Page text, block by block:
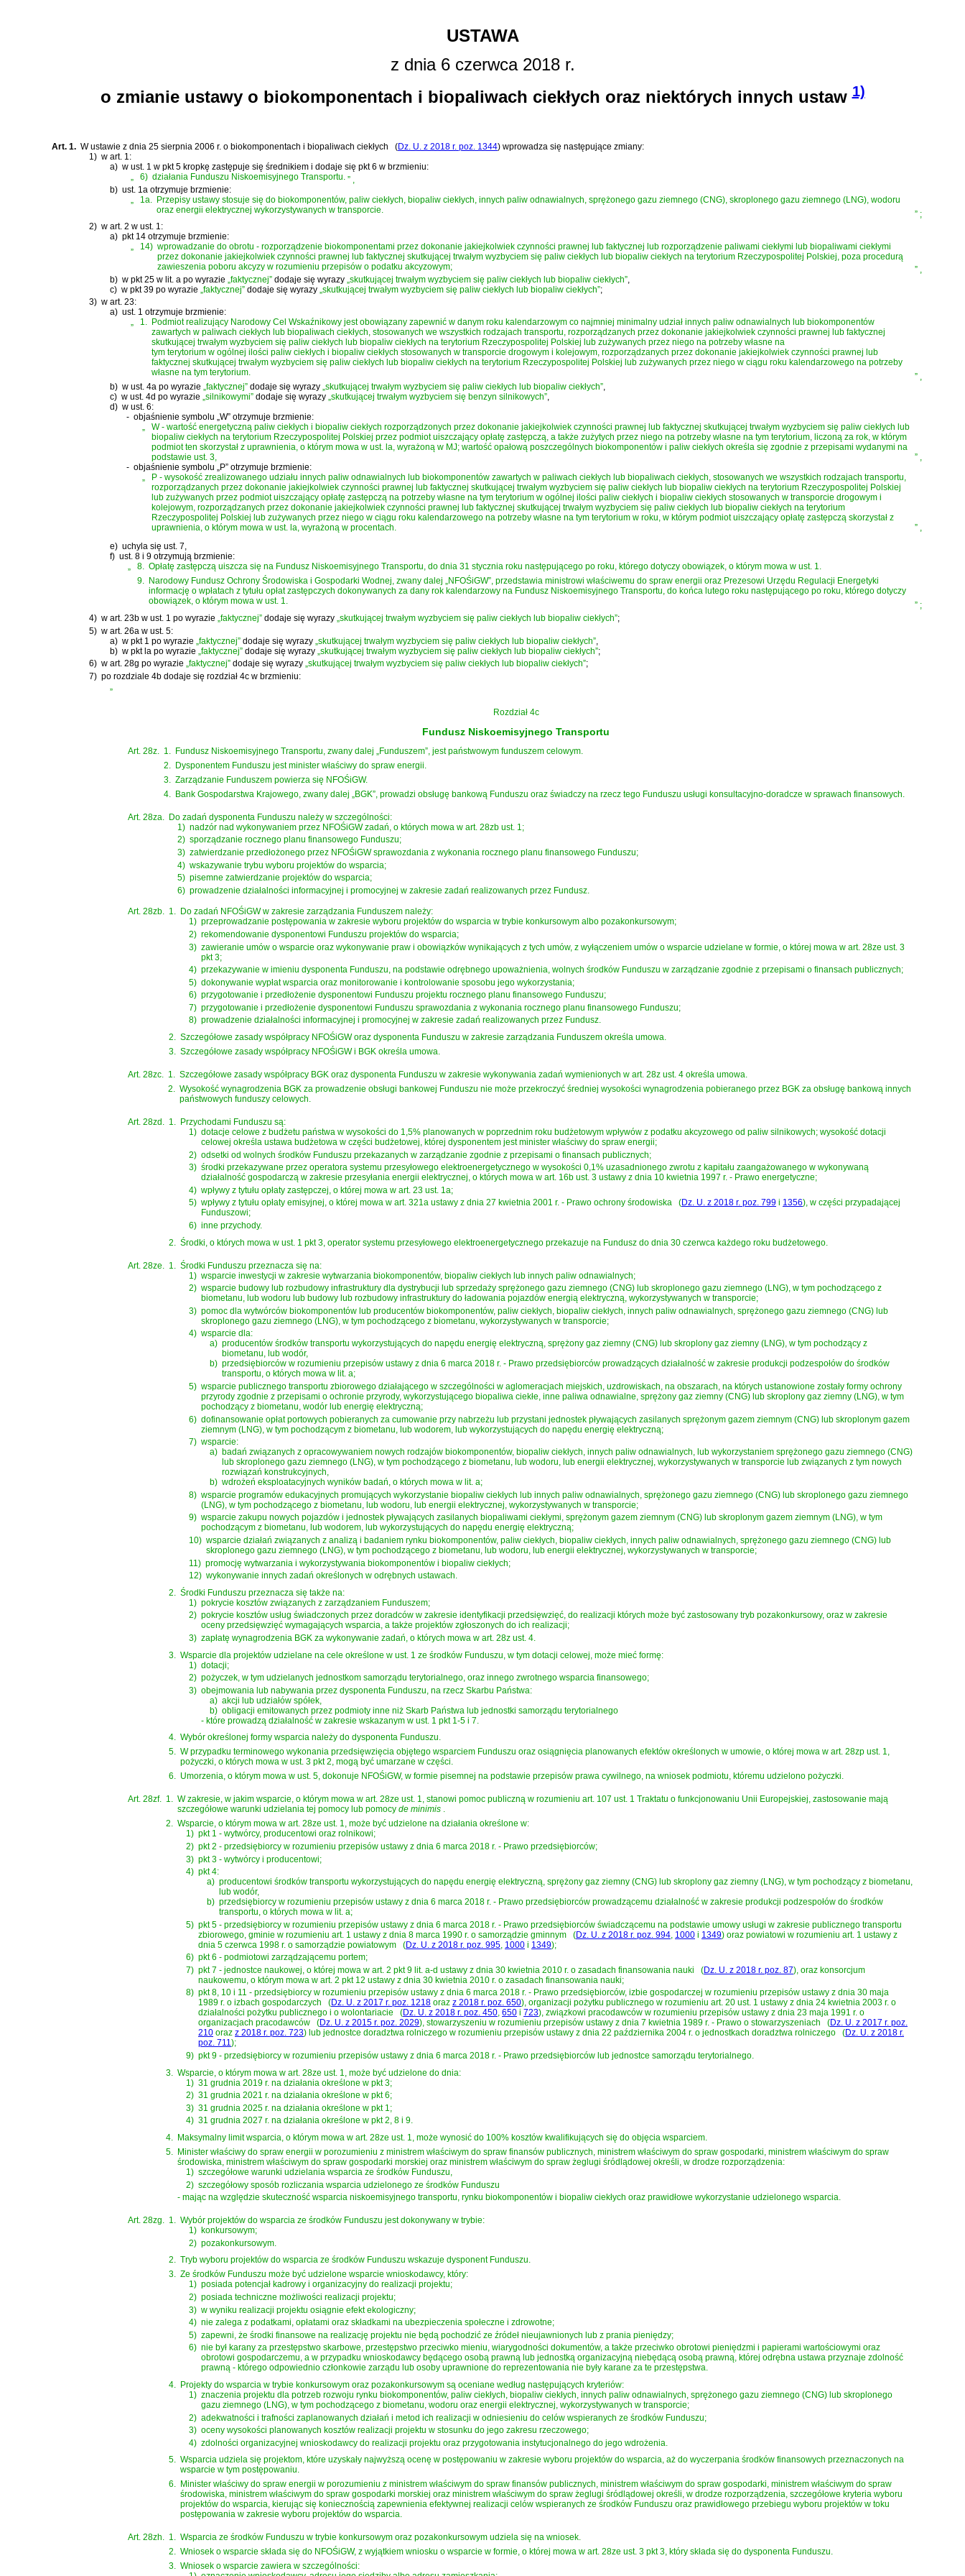
USTAWA
z dnia 6 czerwca 2018 r.
o zmianie ustawy o biokomponentach i biopaliwach ciekłych oraz niektórych innych ustaw1)
Art. 1. Wustawie z dnia 25 sierpnia 2006 r. o biokomponentach i biopaliwach ciekłych (Dz. U. z 2018 r. poz. 1344) wprowadza się następujące zmiany:
1) w art. 1:
a) w ust. 1 w pkt 5 kropkę zastępuje się średnikiem i dodaje się pkt 6 w brzmieniu:
„
6) działania Funduszu Niskoemisyjnego Transportu. ”
b) ust. 1a otrzymuje brzmienie:
1a.
Przepisy ustawy stosuje się do biokomponentów, paliw ciekłych, biopaliw ciekłych, innych paliw odnawialnych, sprężonego gazu ziemnego (CNG), skroplonego gazu ziemnego (LNG), wodoru
oraz energii elektrycznej wykorzystywanych w transporcie.
” ;
2) w art. 2 w ust. 1:
a) pkt 14 otrzymuje brzmienie:
„
14) wprowadzanie do obrotu - rozporządzenie biokomponentami przez dokonanie jakiejkolwiek czynności prawnej lub faktycznej lub rozporządzenie paliwami ciekłymi lub biopaliwami ciekłymi
przez dokonanie jakiejkolwiek czynności prawnej lub faktycznej skutkującej trwałym wyzbyciem się paliw ciekłych lub biopaliw ciekłych na terytorium Rzeczypospolitej Polskiej, poza procedurą
zawieszenia poboru akcyzy w rozumieniu przepisów o podatku akcyzowym;
”
b) w pkt 25 w lit. a po wyrazie „faktycznej” dodaje się wyrazy „skutkującej trwałym wyzbyciem się paliw ciekłych lub biopaliw ciekłych”
c) w pkt 39 po wyrazie „faktycznej” dodaje się wyrazy „skutkującej trwałym wyzbyciem się paliw ciekłych lub biopaliw ciekłych”;
3) w art. 23:
a) ust. 1 otrzymuje brzmienie:
„
1. Podmiot realizujący Narodowy Cel Wskaźnikowy jest obowiązany zapewnić w danym roku kalendarzowym co najmniej minimalny udział innych paliw odnawialnych lub biokomponentów
zawartych w paliwach ciekłych lub biopaliwach ciekłych, stosowanych we wszystkich rodzajach transportu, rozporządzanych przez dokonanie jakiejkolwiek czynności prawnej lub faktycznej
skutkującej trwałym wyzbyciem się paliw ciekłych lub biopaliw ciekłych na terytorium Rzeczypospolitej Polskiej lub zużywanych przez niego na potrzeby własne na
tym terytorium w ogólnej ilości paliw ciekłych i biopaliw ciekłych stosowanych w transporcie drogowym i kolejowym, rozporządzanych przez dokonanie jakiejkolwiek czynności prawnej lub
faktycznej skutkującej trwałym wyzbyciem się paliw ciekłych lub biopaliw ciekłych na terytorium Rzeczypospolitej Polskiej lub zużywanych przez niego w ciągu roku kalendarzowego na potrzeby
własne na tym terytorium.
” ,
b) w ust. 4a po wyrazie „faktycznej” dodaje się wyrazy „skutkującej trwałym wyzbyciem się paliw ciekłych lub biopaliw ciekłych”,
c) w ust. 4d po wyrazie „silnikowymi” dodaje się wyrazy „skutkującej trwałym wyzbyciem się benzyn silnikowych”,
d) w ust. 6:
- objaśnienie symbolu „W” otrzymuje brzmienie:
„
W - wartość energetyczną paliw ciekłych i biopaliw ciekłych rozporządzonych przez dokonanie jakiejkolwiek czynności prawnej lub faktycznej skutkującej trwałym wyzbyciem się paliw ciekłych lub
biopaliw ciekłych na terytorium Rzeczypospolitej Polskiej przez podmiot uiszczający opłatę zastępczą, a także zużytych przez niego na potrzeby własne na tym terytorium, liczoną za rok, w którym
podmiot ten skorzystał z uprawnienia, o którym mowa w ust. la, wyrażoną w MJ; wartość opałową poszczególnych biokomponentów i paliw ciekłych określa się zgodnie z przepisami wydanymi na
podstawie ust. 3,
” ,
- objaśnienie symbolu „P” otrzymuje brzmienie:
„
P - wysokość zrealizowanego udziału innych paliw odnawialnych lub biokomponentów zawartych w paliwach ciekłych lub biopaliwach ciekłych, stosowanych we wszystkich rodzajach transportu,
rozporządzanych przez dokonanie jakiejkolwiek czynności prawnej lub faktycznej skutkującej trwałym wyzbyciem się paliw ciekłych lub biopaliw ciekłych na terytorium Rzeczypospolitej Polskiej
lub zużywanych przez podmiot uiszczający opłatę zastępczą na potrzeby własne na tym terytorium w ogólnej ilości paliw ciekłych i biopaliw ciekłych stosowanych w transporcie drogowym i
kolejowym, rozporządzanych przez dokonanie jakiejkolwiek czynności prawnej lub faktycznej skutkującej trwałym wyzbyciem się paliw ciekłych lub biopaliw ciekłych na terytorium
Rzeczypospolitej Polskiej lub zużywanych przez niego w ciągu roku kalendarzowego na potrzeby własne na tym terytorium w roku, w którym podmiot uiszczający opłatę zastępczą skorzystał z
uprawnienia, o którym mowa w ust. la, wyrażoną w procentach.
” ,
e) uchyla się ust. 7,
f) ust. 8 i 9 otrzymują brzmienie:
„
8. Opłatę zastępczą uiszcza się na Fundusz Niskoemisyjnego Transportu, do dnia 31 stycznia roku następującego po roku, którego dotyczy obowiązek, o którym mowa w ust. 1.
9. Narodowy Fundusz Ochrony Środowiska i Gospodarki Wodnej, zwany dalej „NFOŚiGW”, przedstawia ministrowi właściwemu do spraw energii oraz Prezesowi Urzędu Regulacji Energetyki
informację o wpłatach z tytułu opłat zastępczych dokonywanych za dany rok kalendarzowy na Fundusz Niskoemisyjnego Transportu, do końca lutego roku następującego po roku, którego dotyczy
obowiązek, o którym mowa w ust. 1.
” ;
4) w art. 23b w ust. 1 po wyrazie „faktycznej” dodaje się wyrazy „skutkującej trwałym wyzbyciem się paliw ciekłych lub biopaliw ciekłych”;
5) w art. 26a w ust. 5:
a) w pkt 1 po wyrazie „faktycznej” dodaje się wyrazy „skutkującej trwałym wyzbyciem się paliw ciekłych lub biopaliw ciekłych”
b) w pkt la po wyrazie „faktycznej” dodaje się wyrazy „skutkującej trwałym wyzbyciem się paliw ciekłych lub biopaliw ciekłych”;
6) w art. 28g po wyrazie „faktycznej” dodaje się wyrazy „skutkującej trwałym wyzbyciem się paliw ciekłych lub biopaliw ciekłych”;
7) po rozdziale 4b dodaje się rozdział 4c w brzmieniu:
Rozdział 4c
Fundusz Niskoemisyjnego Transportu
Art. 28z. 1.
Fundusz Niskoemisyjnego Transportu, zwany dalej „Funduszem”, jest państwowym funduszem celowym.
2.
Dysponentem Funduszu jest minister właściwy do spraw energii.
3.
Zarządzanie Funduszem powierza się NFOŚiGW.
4.
Bank Gospodarstwa Krajowego, zwany dalej „BGK”, prowadzi obsługę bankową Funduszu oraz świadczy na rzecz tego Funduszu usługi konsultacyjno-doradcze w sprawach finansowych.
Art. 28za.
Do zadań dysponenta Funduszu należy w szczególności:
1) nadzór nad wykonywaniem przez NFOŚiGW zadań, o których mowa w art. 28zb ust. 1;
2) sporządzanie rocznego planu finansowego Funduszu;
3) zatwierdzanie przedłożonego przez NFOŚiGW sprawozdania z wykonania rocznego planu finansowego Funduszu;
4) wskazywanie trybu wyboru projektów do wsparcia;
5) pisemne zatwierdzanie projektów do wsparcia;
6) prowadzenie działalności informacyjnej i promocyjnej w zakresie zadań realizowanych przez Fundusz.
Art. 28zb. 1. Do zadań NFOŚiGW w zakresie zarządzania Funduszem należy:
1) przeprowadzanie postępowania w zakresie wyboru projektów do wsparcia w trybie konkursowym albo pozakonkursowym;
2) rekomendowanie dysponentowi Funduszu projektów do wsparcia;
3) zawieranie umów o wsparcie oraz wykonywanie praw i obowiązków wynikających z tych umów, z wyłączeniem umów o wsparcie udzielane w formie, o której mowa w art. 28ze ust. 3
pkt 3;
4) przekazywanie w imieniu dysponenta Funduszu, na podstawie odrębnego upoważnienia, wolnych środków Funduszu w zarządzanie zgodnie z przepisami o finansach publicznych;
5) dokonywanie wypłat wsparcia oraz monitorowanie i kontrolowanie sposobu jego wykorzystania;
6) przygotowanie i przedłożenie dysponentowi Funduszu projektu rocznego planu finansowego Funduszu;
7) przygotowanie i przedłożenie dysponentowi Funduszu sprawozdania z wykonania rocznego planu finansowego Funduszu;
8) prowadzenie działalności informacyjnej i promocyjnej w zakresie zadań realizowanych przez Fundusz.
2. Szczegółowe zasady współpracy NFOŚiGW oraz dysponenta Funduszu w zakresie zarządzania Funduszem określa umowa.
3. Szczegółowe zasady współpracy NFOŚiGW i BGK określa umowa.
Art. 28zc. 1. Szczegółowe zasady współpracy BGK oraz dysponenta Funduszu w zakresie wykonywania zadań wymienionych w art. 28z ust. 4 określa umowa.
2. Wysokość wynagrodzenia BGK za prowadzenie obsługi bankowej Funduszu nie może przekroczyć średniej wysokości wynagrodzenia pobieranego przez BGK za obsługę bankową innych
państwowych funduszy celowych.
Art. 28zd. 1. Przychodami Funduszu są:
1) dotacje celowe z budżetu państwa w wysokości do 1,5% planowanych w poprzednim roku budżetowym wpływów z podatku akcyzowego od paliw silnikowych; wysokość dotacji
celowej określa ustawa budżetowa w części budżetowej, której dysponentem jest minister właściwy do spraw energii;
2) odsetki od wolnych środków Funduszu przekazanych w zarządzanie zgodnie z przepisami o finansach publicznych;
3) środki przekazywane przez operatora systemu przesyłowego elektroenergetycznego w wysokości 0,1% uzasadnionego zwrotu z kapitału zaangażowanego w wykonywaną
działalność gospodarczą w zakresie przesyłania energii elektrycznej, o których mowa w art. 16b ust. 3 ustawy z dnia 10 kwietnia 1997 r. - Prawo energetyczne;
4) wpływy z tytułu opłaty zastępczej, o której mowa w art. 23 ust. 1a;
5) wpływy z tytułu opłaty emisyjnej, o której mowa w art. 321a ustawy z dnia 27 kwietnia 2001 r. - Prawo ochrony środowiska (Dz. U. z 2018 r. poz. 799 i 1356), w części przypadającej
Funduszowi;
6) inne przychody.
2.
Środki, o których mowa w ust. 1 pkt 3, operator systemu przesyłowego elektroenergetycznego przekazuje na Fundusz do dnia 30 czerwca każdego roku budżetowego.
Art. 28ze. 1.
Środki Funduszu przeznacza się na:
1) wsparcie inwestycji w zakresie wytwarzania biokomponentów, biopaliw ciekłych lub innych paliw odnawialnych;
2) wsparcie budowy lub rozbudowy infrastruktury dla dystrybucji lub sprzedaży sprężonego gazu ziemnego (CNG) lub skroplonego gazu ziemnego (LNG), w tym pochodzącego z
biometanu, lub wodoru lub budowy lub rozbudowy infrastruktury do ładowania pojazdów energią elektryczną, wykorzystywanych w transporcie;
3) pomoc dla wytwórców biokomponentów lub producentów biokomponentów, paliw ciekłych, biopaliw ciekłych, innych paliw odnawialnych, sprężonego gazu ziemnego (CNG) lub
skroplonego gazu ziemnego (LNG), w tym pochodzącego z biometanu, wykorzystywanych w transporcie;
4) wsparcie dla:
a) producentów środków transportu wykorzystujących do napędu energię elektryczną, sprężony gaz ziemny (CNG) lub skroplony gaz ziemny (LNG), w tym pochodzący z
biometanu, lub wodór,
b) przedsiębiorców w rozumieniu przepisów ustawy z dnia 6 marca 2018 r. - Prawo przedsiębiorców prowadzących działalność w zakresie produkcji podzespołów do środków
transportu, o których mowa w lit. a;
5) wsparcie publicznego transportu zbiorowego działającego w szczególności w aglomeracjach miejskich, uzdrowiskach, na obszarach, na których ustanowione zostały formy ochrony
przyrody zgodnie z przepisami o ochronie przyrody, wykorzystującego biopaliwa ciekłe, inne paliwa odnawialne, sprężony gaz ziemny (CNG) lub skroplony gaz ziemny (LNG), w tym
pochodzący z biometanu, wodór lub energię elektryczną;
6) dofinansowanie opłat portowych pobieranych za cumowanie przy nabrzeżu lub przystani jednostek pływających zasilanych sprężonym gazem ziemnym (CNG) lub skroplonym gazem
ziemnym (LNG), w tym pochodzącym z biometanu, lub wodorem, lub wykorzystujących do napędu energię elektryczną;
7) wsparcie:
a) badań związanych z opracowywaniem nowych rodzajów biokomponentów, biopaliw ciekłych, innych paliw odnawialnych, lub wykorzystaniem sprężonego gazu ziemnego (CNG)
lub skroplonego gazu ziemnego (LNG), w tym pochodzącego z biometanu, lub wodoru, lub energii elektrycznej, wykorzystywanych w transporcie lub związanych z tym nowych
rozwiązań konstrukcyjnych,
b) wdrożeń eksploatacyjnych wyników badań, o których mowa w lit. a;
8) wsparcie programów edukacyjnych promujących wykorzystanie biopaliw ciekłych lub innych paliw odnawialnych, sprężonego gazu ziemnego (CNG) lub skroplonego gazu ziemnego
(LNG), w tym pochodzącego z biometanu, lub wodoru, lub energii elektrycznej, wykorzystywanych w transporcie;
9) wsparcie zakupu nowych pojazdów i jednostek pływających zasilanych biopaliwami ciekłymi, sprężonym gazem ziemnym (CNG) lub skroplonym gazem ziemnym (LNG), w tym
pochodzącym z biometanu, lub wodorem, lub wykorzystujących do napędu energię elektryczną;
10) wsparcie działań związanych z analizą i badaniem rynku biokomponentów, paliw ciekłych, biopaliw ciekłych, innych paliw odnawialnych, sprężonego gazu ziemnego (CNG) lub
skroplonego gazu ziemnego (LNG), w tym pochodzącego z biometanu, lub wodoru, lub energii elektrycznej, wykorzystywanych w transporcie;
11) promocję wytwarzania i wykorzystywania biokomponentów i biopaliw ciekłych;
12) wykonywanie innych zadań określonych w odrębnych ustawach.
2.
Środki Funduszu przeznacza się także na:
1) pokrycie kosztów związanych z zarządzaniem Funduszem;
2) pokrycie kosztów usług świadczonych przez doradców w zakresie identyfikacji przedsięwzięć, do realizacji których może być zastosowany tryb pozakonkursowy, oraz w zakresie
oceny przedsięwzięć wymagających wsparcia, a także projektów zgłoszonych do ich realizacji;
3) zapłatę wynagrodzenia BGK za wykonywanie zadań, o których mowa w art. 28z ust. 4.
3.
Wsparcie dla projektów udzielane na cele określone w ust. 1 ze środków Funduszu, w tym dotacji celowej, może mieć formę:
1) dotacji;
2) pożyczek, w tym udzielanych jednostkom samorządu terytorialnego, oraz innego zwrotnego wsparcia finansowego;
3) obejmowania lub nabywania przez dysponenta Funduszu, na rzecz Skarbu Państwa:
a) akcji lub udziałów spółek,
b) obligacji emitowanych przez podmioty inne niż Skarb Państwa lub jednostki samorządu terytorialnego
- które prowadzą działalność w zakresie wskazanym w ust. 1 pkt 1-5 i 7.
4. Wybór określonej formy wsparcia należy do dysponenta Funduszu.
5. W przypadku terminowego wykonania przedsięwzięcia objętego wsparciem Funduszu oraz osiągnięcia planowanych efektów określonych w umowie, o której mowa w art. 28zp ust. 1,
pożyczki, o których mowa w ust. 3 pkt 2, mogą być umarzane w części.
6. Umorzenia, o którym mowa w ust. 5, dokonuje NFOŚiGW, w formie pisemnej na podstawie przepisów prawa cywilnego, na wniosek podmiotu, któremu udzielono pożyczki.
Art. 28zf. 1. W zakresie, w jakim wsparcie, o którym mowa w art. 28ze ust. 1, stanowi pomoc publiczną w rozumieniu art. 107 ust. 1 Traktatu o funkcjonowaniu Unii Europejskiej, zastosowanie mają
szczegółowe warunki udzielania tej pomocy lub pomocy de minimis .
2. Wsparcie, o którym mowa w art. 28ze ust. 1, może być udzielone na działania określone w:
1) pkt 1 - wytwórcy, producentowi oraz rolnikowi;
2) pkt 2 - przedsiębiorcy w rozumieniu przepisów ustawy z dnia 6 marca 2018 r. - Prawo przedsiębiorców;
3) pkt 3 - wytwórcy i producentowi;
4) pkt 4:
a) producentowi środków transportu wykorzystujących do napędu energię elektryczną, sprężony gaz ziemny (CNG) lub skroplony gaz ziemny (LNG), w tym pochodzący z biometanu,
lub wodór,
b) przedsiębiorcy w rozumieniu przepisów ustawy z dnia 6 marca 2018 r. - Prawo przedsiębiorców prowadzącemu działalność w zakresie produkcji podzespołów do środków
transportu, o których mowa w lit. a;
5) pkt 5 - przedsiębiorcy w rozumieniu przepisów ustawy z dnia 6 marca 2018 r. - Prawo przedsiębiorców świadczącemu na podstawie umowy usługi w zakresie publicznego transportu
zbiorowego, gminie w rozumieniu art. 1 ustawy z dnia 8 marca 1990 r. o samorządzie gminnym (Dz. U. z 2018 r. poz. 994 1000 i 1349) oraz powiatowi w rozumieniu art. 1 ustawy z
dnia 5 czerwca 1998 r. o samorządzie powiatowym
(Dz. U. z 2018 r. poz. 995 1000 i 1349);
6) pkt 6 - podmiotowi zarządzającemu portem;
7) pkt 7 - jednostce naukowej, o której mowa w art. 2 pkt 9 lit. a-d ustawy z dnia 30 kwietnia 2010 r. o zasadach finansowania nauki (Dz. U. z 2018 r. poz. 87), oraz konsorcjum
naukowemu, o którym mowa w art. 2 pkt 12 ustawy z dnia 30 kwietnia 2010 r. o zasadach finansowania nauki;
8) pkt 8, 10 i 11 - przedsiębiorcy w rozumieniu przepisów ustawy z dnia 6 marca 2018 r. - Prawo przedsiębiorców, izbie gospodarczej w rozumieniu przepisów ustawy z dnia 30 maja
1989 r. o izbach gospodarczych
(Dz. U. z 2017 r. poz. 1218 oraz z 2018 r. poz. 650), organizacji pożytku publicznego w rozumieniu art. 20 ust. 1 ustawy z dnia 24 kwietnia 2003 r. o
działalności pożytku publicznego i o wolontariacie
(Dz. U. z 2018 r. poz. 450, 650 i 723), związkowi pracodawców w rozumieniu przepisów ustawy z dnia 23 maja 1991 r. o
organizacjach pracodawców
(Dz. U. z 2015 r. poz. 2029), stowarzyszeniu w rozumieniu przepisów ustawy z dnia 7 kwietnia 1989 r. - Prawo o stowarzyszeniach (Dz. U. z 2017 r. poz.
210 oraz z 2018 r. poz. 723) lub jednostce doradztwa rolniczego w rozumieniu przepisów ustawy z dnia 22 października 2004 r. o jednostkach doradztwa rolniczego (Dz. U. z 2018 r.
poz. 711);
9) pkt 9 - przedsiębiorcy w rozumieniu przepisów ustawy z dnia 6 marca 2018 r. - Prawo przedsiębiorców lub jednostce samorządu terytorialnego.
3.
Wsparcie, o którym mowa w art. 28ze ust. 1, może być udzielone do dnia:
1) 31 grudnia 2019 r. na działania określone w pkt 3;
2) 31 grudnia 2021 r. na działania określone w pkt 6;
3) 31 grudnia 2025 r. na działania określone w pkt 1;
4) 31 grudnia 2027 r. na działania określone w pkt 2, 8 i 9.
4. Maksymalny limit wsparcia, o którym mowa w art. 28ze ust. 1, może wynosić do 100% kosztów kwalifikujących się do objęcia wsparciem.
5. Minister właściwy do spraw energii w porozumieniu z ministrem właściwym do spraw finansów publicznych, ministrem właściwym do spraw gospodarki, ministrem właściwym do spraw
środowiska, ministrem właściwym do spraw gospodarki morskiej oraz ministrem właściwym do spraw żeglugi śródlądowej określi, w drodze rozporządzenia:
1) szczegółowe warunki udzielania wsparcia ze środków Funduszu,
2) szczegółowy sposób rozliczania wsparcia udzielonego ze środków Funduszu
- mając na względzie skuteczność wsparcia niskoemisyjnego transportu, rynku biokomponentów i biopaliw ciekłych oraz prawidłowe wykorzystanie udzielonego wsparcia.
Art. 28zg. 1. Wybór projektów do wsparcia ze środków Funduszu jest dokonywany w trybie:
1) konkursowym;
2) pozakonkursowym.
2. Tryb wyboru projektów do wsparcia ze środków Funduszu wskazuje dysponent Funduszu.
3. Ze środków Funduszu może być udzielone wsparcie wnioskodawcy, który:
1) posiada potencjał kadrowy i organizacyjny do realizacji projektu;
2) posiada techniczne możliwości realizacji projektu;
3) w wyniku realizacji projektu osiągnie efekt ekologiczny;
4) nie zalega z podatkami, opłatami oraz składkami na ubezpieczenia społeczne i zdrowotne;
5) zapewni, że środki finansowe na realizację projektu nie będą pochodzić ze źródeł nieujawnionych lub z prania pieniędzy;
6) nie był karany za przestępstwo skarbowe, przestępstwo przeciwko mieniu, wiarygodności dokumentów, a także przeciwko obrotowi pieniędzmi i papierami wartościowymi oraz
obrotowi gospodarczemu, a w przypadku wnioskodawcy będącego osobą prawną lub jednostką organizacyjną niebędącą osobą prawną, której odrębna ustawa przyznaje zdolność
prawną - którego odpowiednio członkowie zarządu lub osoby uprawnione do reprezentowania nie były karane za te przestępstwa.
4. Projekty do wsparcia w trybie konkursowym oraz pozakonkursowym są oceniane według następujących kryteriów:
1) znaczenia projektu dla potrzeb rozwoju rynku biokomponentów, paliw ciekłych, biopaliw ciekłych, innych paliw odnawialnych, sprężonego gazu ziemnego (CNG) lub skroplonego
gazu ziemnego (LNG), w tym pochodzącego z biometanu, wodoru oraz energii elektrycznej, wykorzystywanych w transporcie;
2) adekwatności i trafności zaplanowanych działań i metod ich realizacji w odniesieniu do celów wspieranych ze środków Funduszu;
3) oceny wysokości planowanych kosztów realizacji projektu w stosunku do jego zakresu rzeczowego;
4) zdolności organizacyjnej wnioskodawcy do realizacji projektu oraz przygotowania instytucjonalnego do jego wdrożenia.
5. Wsparcia udziela się projektom, które uzyskały najwyższą ocenę w postępowaniu w zakresie wyboru projektów do wsparcia, aż do wyczerpania środków finansowych przeznaczonych na
wsparcie w tym postępowaniu.
6. Minister właściwy do spraw energii w porozumieniu z ministrem właściwym do spraw finansów publicznych, ministrem właściwym do spraw gospodarki, ministrem właściwym do spraw
środowiska, ministrem właściwym do spraw gospodarki morskiej oraz ministrem właściwym do spraw żeglugi śródlądowej określi, w drodze rozporządzenia, szczegółowe kryteria wyboru
projektów do wsparcia, kierując się koniecznością zapewnienia efektywnej realizacji celów wspieranych ze środków Funduszu oraz prawidłowego przebiegu wyboru projektów w toku
postępowania w zakresie wyboru projektów do wsparcia.
Art. 28zh. 1. Wsparcia ze środków Funduszu w trybie konkursowym oraz pozakonkursowym udziela się na wniosek.
2. Wniosek o wsparcie składa się do NFOŚiGW, z wyjątkiem wniosku o wsparcie w formie, o której mowa w art. 28ze ust. 3 pkt 3, który składa się do dysponenta Funduszu.
3. Wniosek o wsparcie zawiera w szczególności: